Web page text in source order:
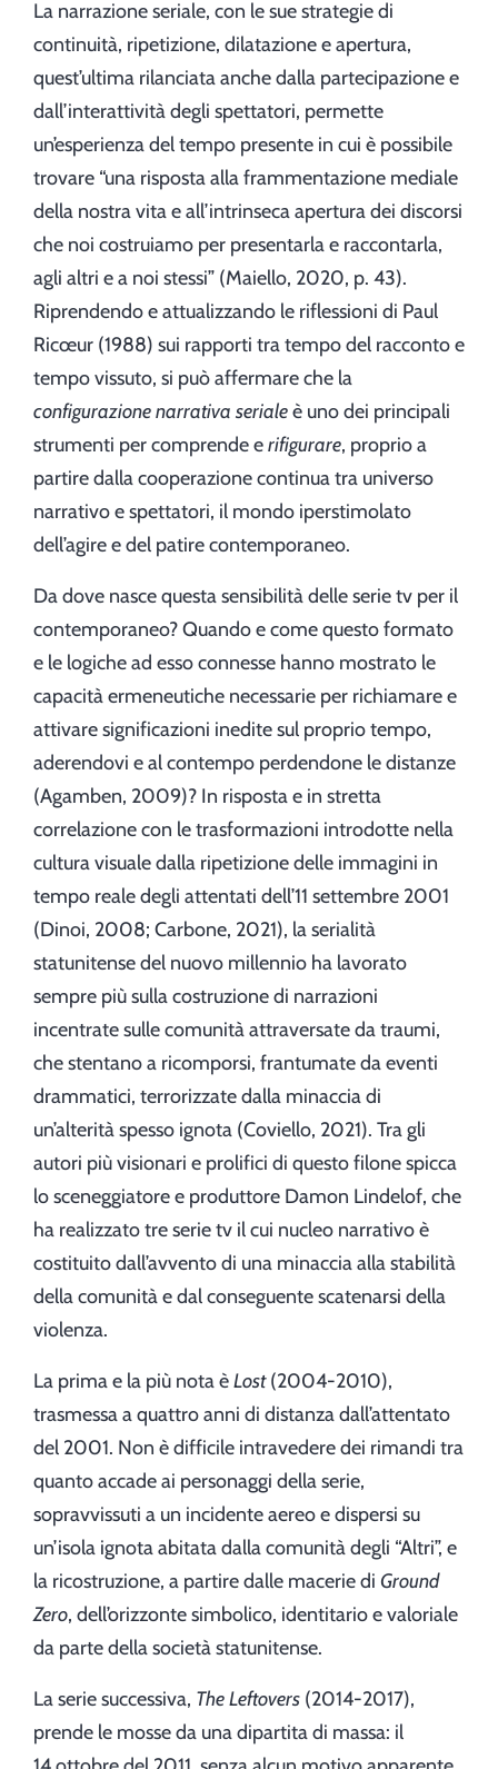
La narrazione seriale, con le sue strategie di
continuità, ripetizione, dilatazione e apertura,
quest’ultima rilanciata anche dalla partecipazione e
dall’interattività degli spettatori, permette
un’esperienza del tempo presente in cui è possibile
trovare “una risposta alla frammentazione mediale
della nostra vita e all’intrinseca apertura dei discorsi
che noi costruiamo per presentarla e raccontarla,
agli altri e a noi stessi” (Maiello, 2020, p. 43).
Riprendendo e attualizzando le riflessioni di Paul
Ricœur (1988) sui rapporti tra tempo del racconto e
tempo vissuto, si può affermare che la
configurazione narrativa serialeè uno dei principali
strumenti per comprende erifigurare, proprio a
partire dalla cooperazione continua tra universo
narrativo e spettatori, il mondo iperstimolato
dell’agire e del patire contemporaneo.
Da dove nasce questa sensibilità delle serie tv per il
contemporaneo? Quando e come questo formato
e le logiche ad esso connesse hanno mostrato le
capacità ermeneutiche necessarie per richiamare e
attivare significazioni inedite sul proprio tempo,
aderendovi e al contempo perdendone le distanze
(Agamben, 2009)? In risposta e in stretta
correlazione con le trasformazioni introdotte nella
cultura visuale dalla ripetizione delle immagini in
tempo reale degli attentati dell’11 settembre 2001
(Dinoi, 2008; Carbone, 2021), la serialità
statunitense del nuovo millennio ha lavorato
sempre più sulla costruzione di narrazioni
incentrate sulle comunità attraversate da traumi,
che stentano a ricomporsi, frantumate da eventi
drammatici, terrorizzate dalla minaccia di
un’alterità spesso ignota (Coviello, 2021). Tra gli
autori più visionari e prolifici di questo filone spicca
lo sceneggiatore e produttore Damon Lindelof, che
ha realizzato tre serie tv il cui nucleo narrativo è
costituito dall’avvento di una minaccia alla stabilità
della comunità e dal conseguente scatenarsi della
violenza.
La prima e la più nota èLost(2004-2010),
trasmessa a quattro anni di distanza dall’attentato
del 2001. Non è difficile intravedere dei rimandi tra
quanto accade ai personaggi della serie,
sopravvissuti a un incidente aereo e dispersi su
un’isola ignota abitata dalla comunità degli “Altri”, e
la ricostruzione, a partire dalle macerie di Ground
Zero, dell’orizzonte simbolico, identitario e valoriale
da parte della società statunitense.
La serie successiva, The Leftovers (2014-2017),
prende le mosse da una dipartita di massa: il